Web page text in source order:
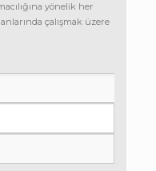
yönelik her
çalışmak üzere